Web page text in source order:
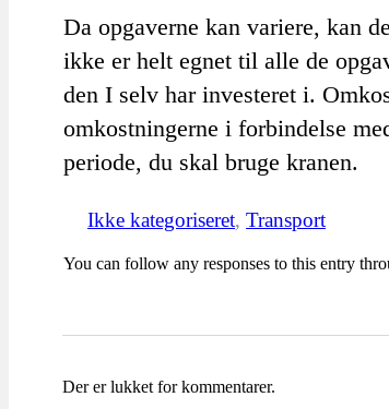
Da opgaverne kan variere, kan
ikke er helt egnet til alle de
den I selv har investeret i.
omkostningerne i forbindelse
periode, du skal bruge kranen.
Ikke kategoriseret, Transport
You can follow any responses to this entry
Der er lukket for kommentarer.